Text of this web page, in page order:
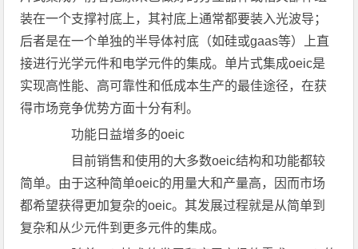
装在一个支撑衬底上，其衬底上通常都要装入光波导；
后者是在一个单独的半导体衬底（如硅或gaas等）上直
接进行光学元件和电学元件的集成。单片式集成oeic是
实现高性能、高可靠性和低成本生产的最佳途径，在获
得市场竞争优势方面十分有利。
功能日益增多的oeic
目前销售和使用的大多数oeic结构和功能都较
简单。由于这种简单oeic的用量大和产量高，因而市场
都希望获得更加复杂的oeic。其发展过程就是从简单到
复杂和从少元件到更多元件的集成。